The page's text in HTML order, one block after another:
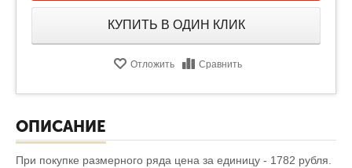
КУПИТЬ В ОДИН КЛИК
Отложить Сравнить
ОПИСАНИЕ
При покупке размерного ряда цена за единицу - 1782 рубля.